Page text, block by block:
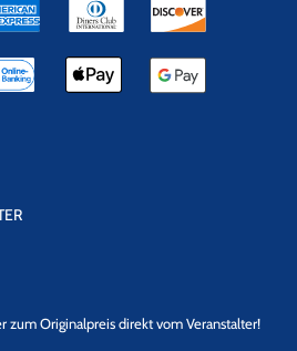
zum Originalpreis direkt vom Veranstalter!